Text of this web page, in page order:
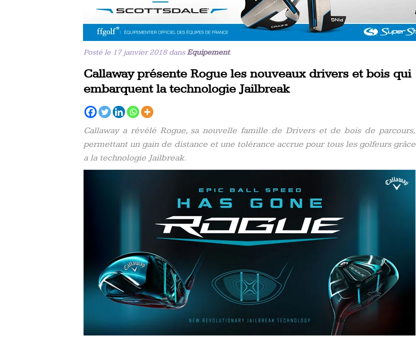
Posté le 17 janvier 2018 dansEquipement.
Callaway présente Rogue les nouveaux drivers et bois qui
embarquent la technologie Jailbreak
Callaway a révélé Rogue, sa nouvelle famille de Drivers et de bois de parcours,
permettant un gain de distance et une tolérance accrue pour tous les golfeurs grâce
a la technologie Jailbreak.